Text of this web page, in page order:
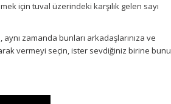
için tuval üzerindeki karşılık gelen sayı
zamanda bunları arkadaşlarınıza ve
vermeyi seçin, ister sevdiğiniz birine bunu